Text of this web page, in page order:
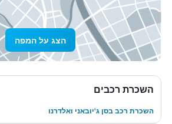
הצג על המפה
השכרת רכבים
השכרת רכב בסן ג'יובאני ואלדרנו